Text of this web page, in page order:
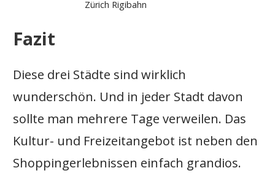
Zürich Rigibahn
Fazit
Diese drei Städte sind wirklich
wunderschön. Und in jeder Stadt davon
sollte man mehrere Tage verweilen. Das
Kultur- und Freizeitangebot ist neben den
Shoppingerlebnissen einfach grandios.